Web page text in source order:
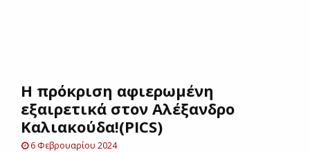
UΗ πρόκριση αφιερωμένη
εξαιρετικά στον Αλέξανδρο
Καλιακούδα!(PICS)
6 Φεβρουαρίου 2024